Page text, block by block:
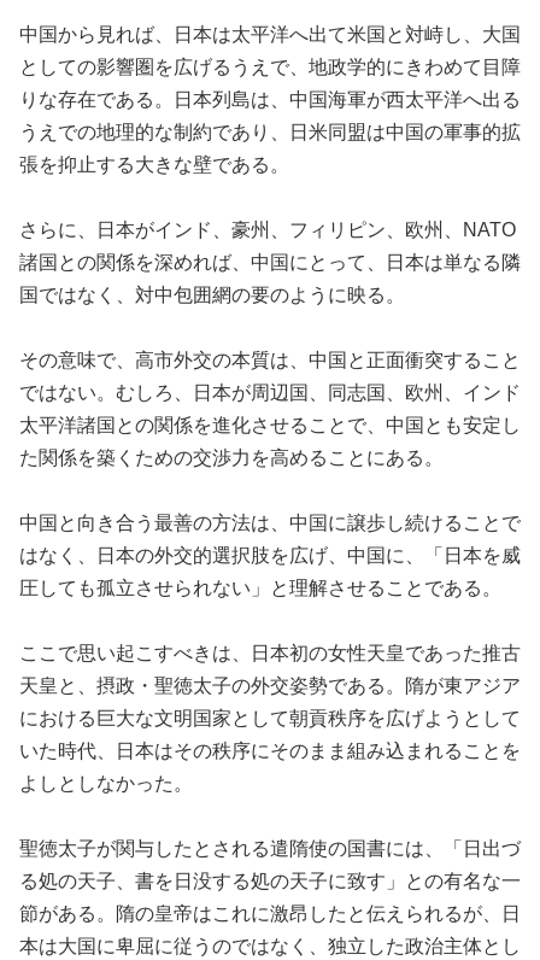
中国から見れば、日本は太平洋へ出て米国と対峙し、大国
としての影響圏を広げるうえで、地政学的にきわめて目障
りな存在である。日本列島は、中国海軍が西太平洋へ出る
うえでの地理的な制約であり、日米同盟は中国の軍事的拡
張を抑止する大きな壁である。
さらに、日本がインド、豪州、フィリピン、欧州、NATO
諸国との関係を深めれば、中国にとって、日本は単なる隣
国ではなく、対中包囲網の要のように映る。
その意味で、高市外交の本質は、中国と正面衝突すること
ではない。むしろ、日本が周辺国、同志国、欧州、インド
太平洋諸国との関係を進化させることで、中国とも安定し
た関係を築くための交渉力を高めることにある。
中国と向き合う最善の方法は、中国に譲歩し続けることで
はなく、日本の外交的選択肢を広げ、中国に、「日本を威
圧しても孤立させられない」と理解させることである。
ここで思い起こすべきは、日本初の女性天皇であった推古
天皇と、摂政・聖徳太子の外交姿勢である。隋が東アジア
における巨大な文明国家として朝貢秩序を広げようとして
いた時代、日本はその秩序にそのまま組み込まれることを
よしとしなかった。
聖徳太子が関与したとされる遣隋使の国書には、「日出づ
る処の天子、書を日没する処の天子に致す」との有名な一
節がある。隋の皇帝はこれに激昂したと伝えられるが、日
本は大国に卑屈に従うのではなく、独立した政治主体とし